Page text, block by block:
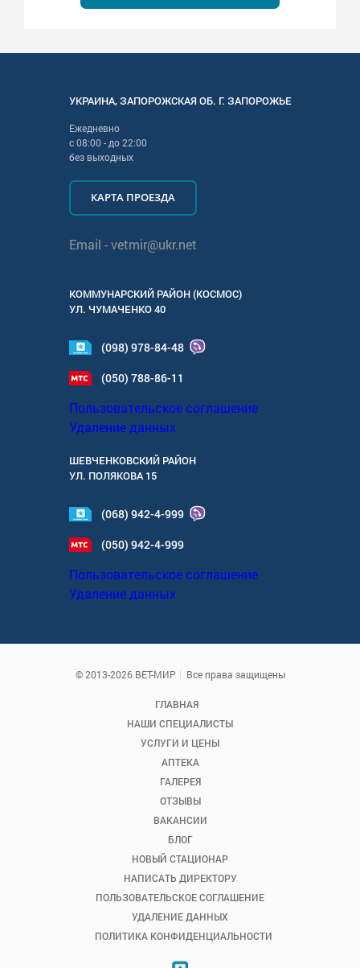
УКРАИНА,ЗАПОРОЖСКАЯОБ. Г. ЗАПОРОЖЬЕ
Ежедневно
с08:00 - до22:00
без выходных
КАРТА ПРОЕЗДА
Email -vetmir@ukr.net
КОММУНАРСКИЙ РАЙОН (КОСМОС)
УЛ. ЧУМАЧЕНКО 40
(098) 978-84-48
(050) 788-86-11
Пользовательское соглашение
Удаление данных
ШЕВЧЕНКОВСКИЙ РАЙОН
УЛ. ПОЛЯКОВА 15
(068) 942-4-999
(050) 942-4-999
Пользовательское соглашение
Удаление данных
© 2013-2026 ВЕТ-МИР Все права защищены
ГЛАВНАЯ
НАШИ СПЕЦИАЛИСТЫ
УСЛУГИ И ЦЕНЫ
АПТЕКА
ГАЛЕРЕЯ
ОТЗЫВЫ
ВАКАНСИИ
БЛОГ
НОВЫЙ СТАЦИОНАР
НАПИСАТЬ ДИРЕКТОРУ
ПОЛЬЗОВАТЕЛЬСКОЕ СОГЛАШЕНИЕ
УДАЛЕНИЕ ДАННЫХ
ПОЛИТИКА КОНФИДЕНЦИАЛЬНОСТИ